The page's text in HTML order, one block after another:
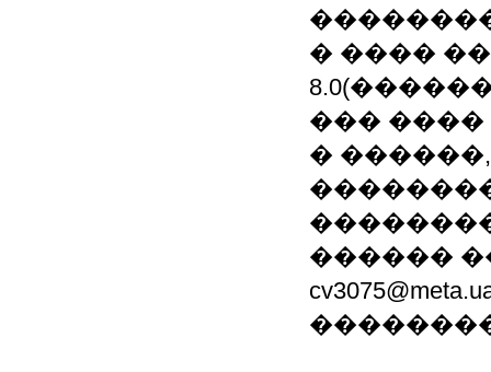
� ����
��� ����
�
������